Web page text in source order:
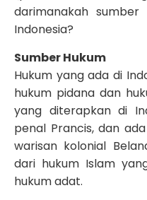
darimanakah
Indonesia?
Sumber Hukum
Hukum yang ada di
hukum pidana dan
yang diterapkan di
penal Prancis, dan
warisan kolonial
dari hukum Islam
hukum adat.